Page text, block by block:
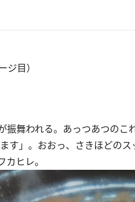
目）
舞われる。あっつあつのこ
す」。おおっ、さきほどの
ヒレ。